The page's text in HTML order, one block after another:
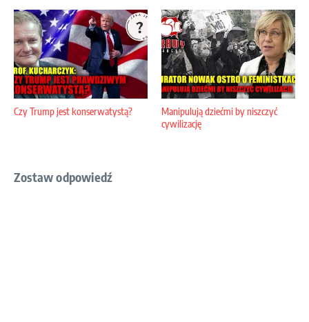
Czy Trump jest konserwatystą?
Manipulują dziećmi by niszczyć
cywilizację
Zostaw odpowiedź